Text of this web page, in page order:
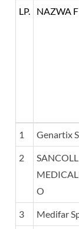
LP. NAZWA
LP. NAZWA
1 Genartix
2
SANCOLL
O
3 Medifar